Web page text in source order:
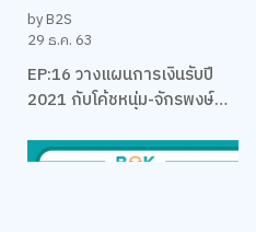
by B2S
29 ธ.ค. 63
EP:16 วางแผนการเงินรับปี
2021 กับโค้ชหนุ่ม-จักรพงษ์